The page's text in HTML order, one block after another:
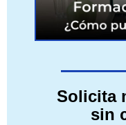
Solicita
sin